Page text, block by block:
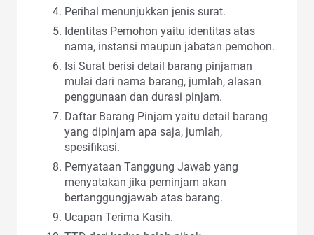
Perihal menunjukkan jenis surat.
Identitas Pemohon yaitu identitas atas
nama, instansi maupun jabatan pemohon.
Isi Surat berisi detail barang pinjaman
mulai dari nama barang, jumlah, alasan
penggunaan dan durasi pinjam.
Daftar Barang Pinjam yaitu detail barang
yang dipinjam apa saja, jumlah,
spesifikasi.
Pernyataan Tanggung Jawab yang
menyatakan jika peminjam akan
bertanggungjawab atas barang.
Ucapan Terima Kasih.